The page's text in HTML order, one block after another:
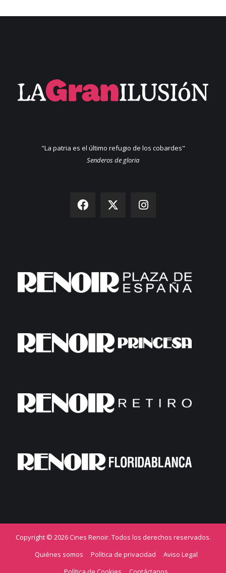
"La patria es el último refugio de los cobardes"
Senderos de gloria
Copyright © 2026 Cines Renoir. Todos los derechos reservados.
Quiénes somos
Política de privacidad
Aviso Legal